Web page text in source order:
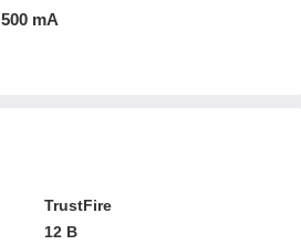
500 mA
TrustFire
12 В